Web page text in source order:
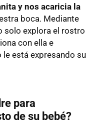
y nos acaricia la
boca. Mediante
solo explora el rostro
con ella e
está expresando su
para
de su bebé?